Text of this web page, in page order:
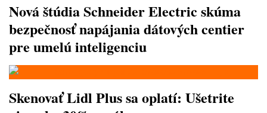
Nová štúdia Schneider Electric skúma
bezpečnosť napájania dátových centier
pre umelú inteligenciu
Skenovať Lidl Plus sa oplatí: Ušetrite